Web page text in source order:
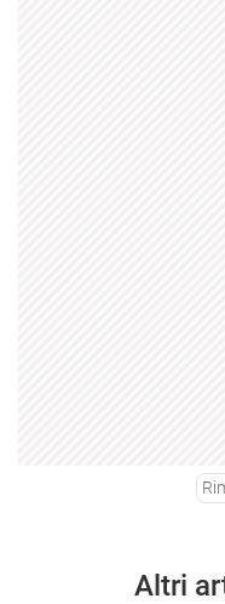
Altri